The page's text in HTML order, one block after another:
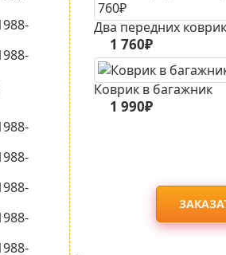
Два передних
1 760₽
Коврик в багажник
1 990₽